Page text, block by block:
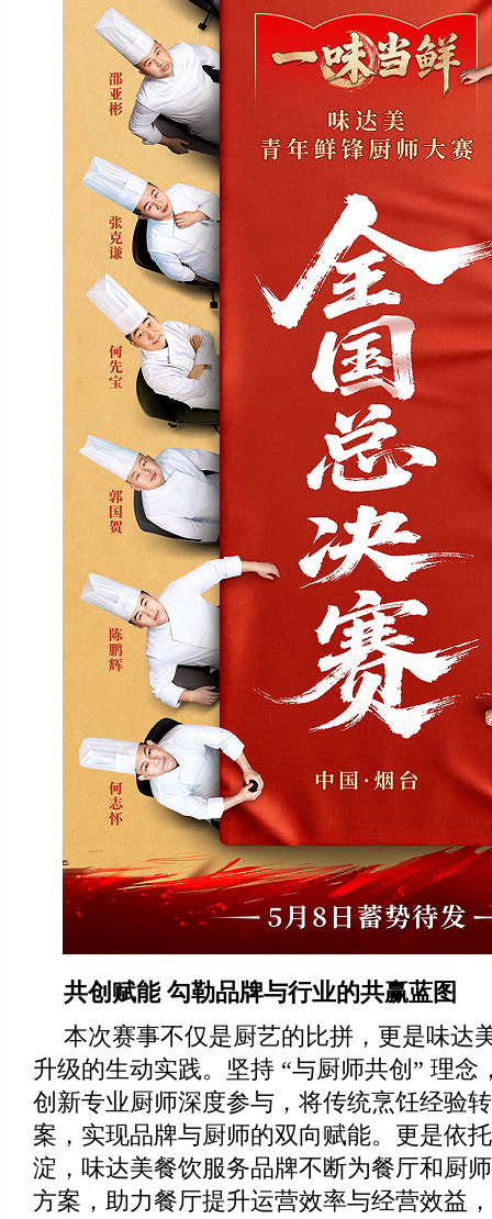
共创赋能 勾勒品牌与行业的共赢蓝图
本次赛事不仅是厨艺的比拼，更是味达
升级的生动实践。坚持 “与厨师共创” 理念
创新专业厨师深度参与，将传统烹饪经验
案，实现品牌与厨师的双向赋能。更是依
淀，味达美餐饮服务品牌不断为餐厅和厨
方案，助力餐厅提升运营效率与经营效益